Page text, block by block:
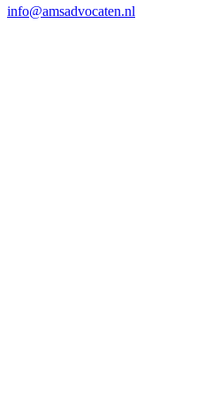
info@amsadvocaten.nl